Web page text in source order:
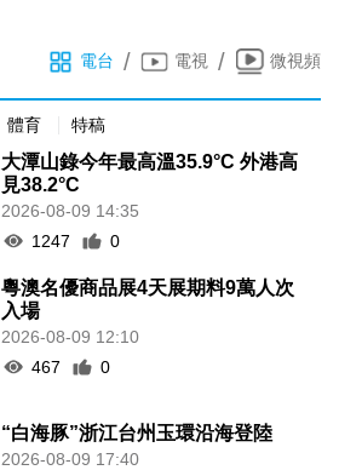
電台 / 電視 / 微視頻
體育 特稿
大潭山錄今年最高溫35.9°C 外港高
見38.2°C
2026-08-09 14:35
1247
0
粵澳名優商品展4天展期料9萬人次
入場
2026-08-09 12:10
467
0
“白海豚”浙江台州玉環沿海登陸
2026-08-09 17:40